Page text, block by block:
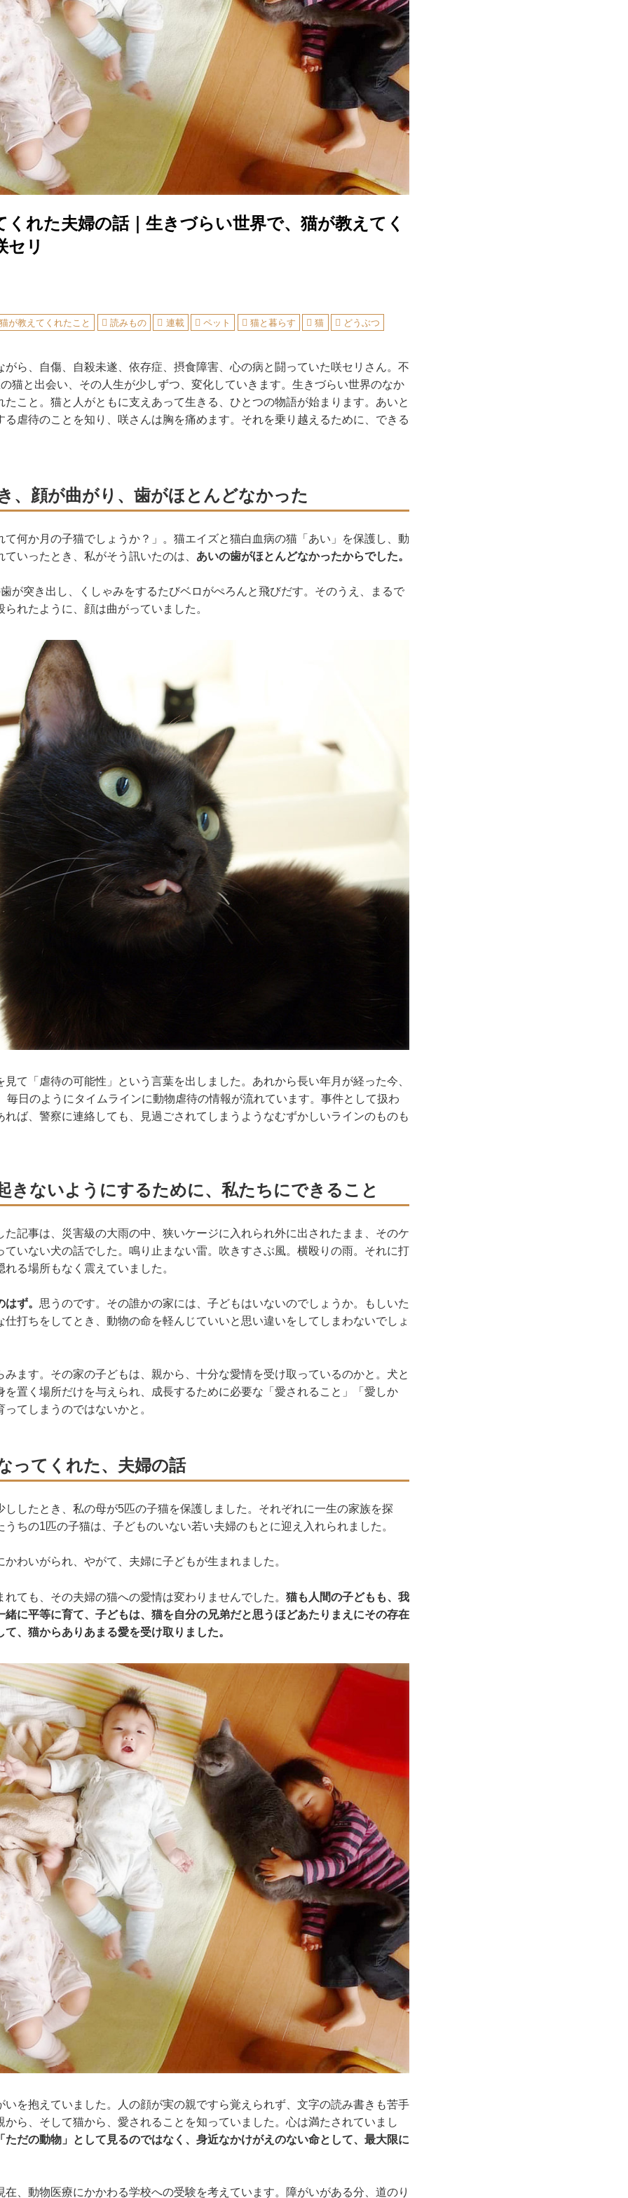
くれた夫婦の話｜生きづらい世界で、猫が教えてく
リ
が教えてくれたこと 読みもの 連載 ペット 猫と暮らす 猫 どうぶつ
がら、自傷、自殺未遂、依存症、摂食障害、心の病と闘っていた咲セリさん。不
猫と出会い、その人生が少しずつ、変化していきます。生きづらい世界のなか
たこと。猫と人がともに支えあって生きる、ひとつの物語が始まります。あいと
る虐待のことを知り、咲さんは胸を痛めます。それを乗り越えるために、できる
、顔が曲がり、歯がほとんどなかった
て何か月の子猫でしょうか？」。猫エイズと猫白血病の猫「あい」を保護し、動
いったとき、私がそう訊いたのは、 あいの歯がほとんどなかったからでした。
が突き出し、くしゃみをするたびベロがぺろんと飛びだす。そのうえ、まるで
れたように、顔は曲がっていました。
見て「虐待の可能性」という言葉を出しました。あれから長い年月が経った今、
毎日のようにタイムラインに動物虐待の情報が流れています。事件として扱わ
れば、警察に連絡しても、見過ごされてしまうようなむずかしいラインのものも
きないようにするために、私たちにできること
た記事は、災害級の大雨の中、狭いケージに入れられ外に出されたまま、そのケ
ていない犬の話でした。鳴り止まない雷。吹きすさぶ風。横殴りの雨。それに打
る場所もなく震えていました。
ず。 思うのです。その誰かの家には、子どもはいないのでしょうか。もしいた
仕打ちをしてとき、動物の命を軽んじていいと思い違いをしてしまわないでしょ
みます。その家の子どもは、親から、十分な愛情を受け取っているのかと。犬と
を置く場所だけを与えられ、成長するために必要な「愛されること」「愛しか
てしまうのではないかと。
ってくれた、夫婦の話
ししたとき、私の母が5匹の子猫を保護しました。それぞれに一生の家族を探
うちの1匹の子猫は、子どものいない若い夫婦のもとに迎え入れられました。
わいがられ、やがて、夫婦に子どもが生まれました。
ても、その夫婦の猫への愛情は変わりませんでした。 猫も人間の子どもも、我
緒に平等に育て、子どもは、猫を自分の兄弟だと思うほどあたりまえにその存在
、猫からありあまる愛を受け取りました。
いを抱えていました。人の顔が実の親ですら覚えられず、文字の読み書きも苦手
から、そして猫から、愛されることを知っていました。心は満たされていまし
ただの動物」として見るのではなく、身近なかけがえのない命として、最大限に
在、動物医療にかかわる学校への受験を考えています。障がいがある分、道のり